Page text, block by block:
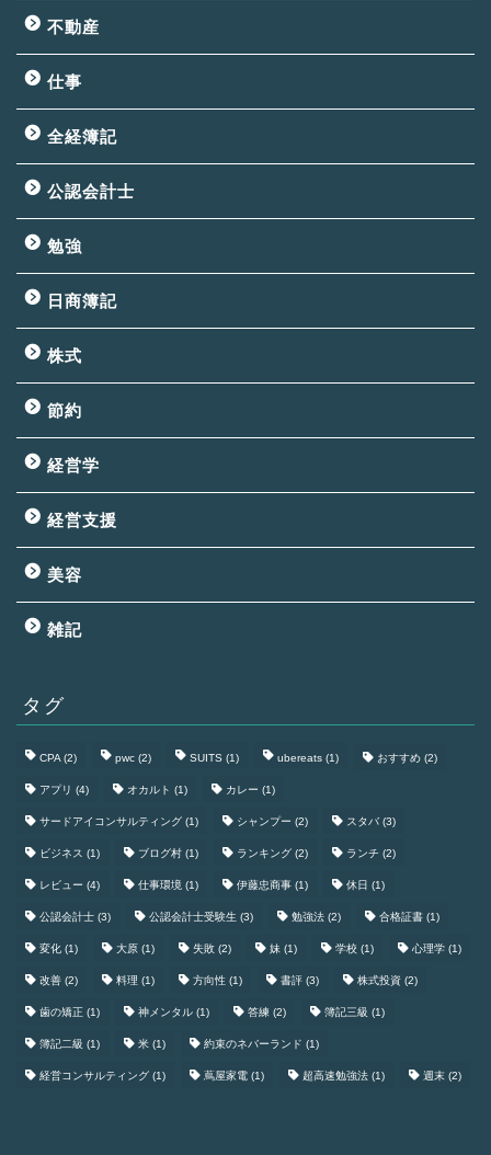
不動産
仕事
全経簿記
公認会計士
勉強
日商簿記
株式
節約
経営学
経営支援
美容
雑記
タグ
CPA(2) pwc (2) SUITS (1) ubereats (1) おすすめ (2)
アプリ (4) オカルト (1) カレー (1)
サードアイコンサルティング (1) シャンプー (2) スタバ (3)
ビジネス (1) ブログ村 (1) ランキング (2) ランチ (2)
レビュー (4) 仕事環境 (1) 伊藤忠商事 (1) 休日 (1)
公認会計士 (3) 公認会計士受験生 (3) 勉強法 (2) 合格証書 (1)
変化 (1) 大原 (1) 失敗 (2) 妹 (1) 学校 (1) 心理学 (1)
改善 (2) 料理 (1) 方向性 (1) 書評 (3) 株式投資 (2)
歯の矯正 (1) 神メンタル (1) 答練 (2) 簿記三級 (1)
簿記二級 (1) 米 (1) 約束のネバーランド (1)
経営コンサルティング (1) 蔦屋家電 (1) 超高速勉強法 (1) 週末 (2)